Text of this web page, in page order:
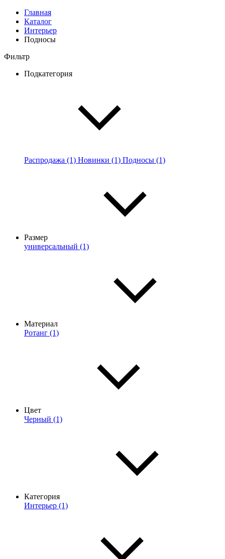
Главная
Каталог
Интерьер
Подносы
Фильтр
Подкатегория
Распродажа (1) Новинки (1) Подносы (1)
Размер
универсальный (1)
Материал
Ротанг (1)
Цвет
Черный (1)
Категория
Интерьер (1)